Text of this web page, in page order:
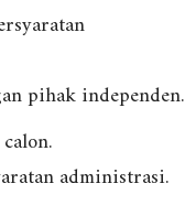
pihak independen.
administrasi.